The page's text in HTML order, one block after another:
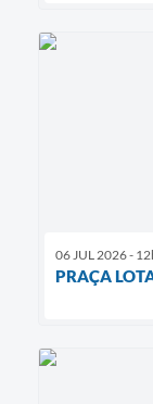
06 JUL 2026 -
PRAÇA